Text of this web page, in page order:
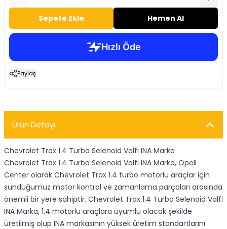
Sepete Ekle Hemen Al
Paylaş
Ürün Detayı
Chevrolet Trax 1.4 Turbo Selenoid Valfi INA Marka
Chevrolet Trax 1.4 Turbo Selenoid Valfi INA Marka, Opell
Center olarak Chevrolet Trax 1.4 turbo motorlu araçlar için
sunduğumuz motor kontrol ve zamanlama parçaları arasında
önemli bir yere sahiptir. Chevrolet Trax 1.4 Turbo Selenoid Valfi
INA Marka, 1.4 motorlu araçlara uyumlu olacak şekilde
üretilmiş olup INA markasının yüksek üretim standartlarını